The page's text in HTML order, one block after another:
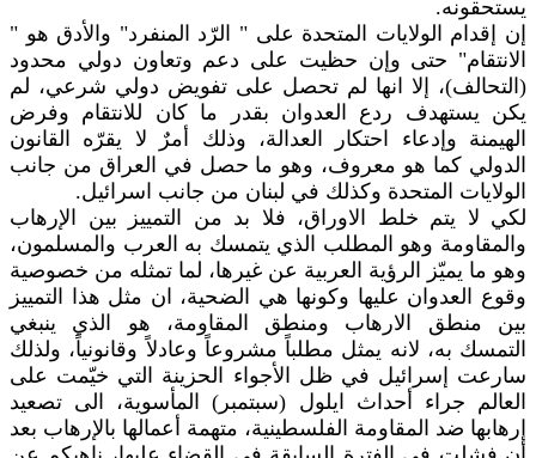
يستحقونه.
إن إقدام الولايات المتحدة على " الرّد المنفرد" والأدق هو "
الانتقام" حتى وإن حظيت على دعم وتعاون دولي محدود
(التحالف)، إلا انها لم تحصل على تفويض دولي شرعي، لم
يكن يستهدف ردع العدوان بقدر ما كان للانتقام وفرض
الهيمنة وإدعاء احتكار العدالة، وذلك أمرٌ لا يقرّه القانون
الدولي كما هو معروف، وهو ما حصل في العراق من جانب
الولايات المتحدة وكذلك في لبنان من جانب اسرائيل.
لكي لا يتم خلط الاوراق، فلا بد من التمييز بين الإرهاب
والمقاومة وهو المطلب الذي يتمسك به العرب والمسلمون،
وهو ما يميّز الرؤية العربية عن غيرها، لما تمثله من خصوصية
وقوع العدوان عليها وكونها هي الضحية، ان مثل هذا التمييز
بين منطق الارهاب ومنطق المقاومة، هو الذي ينبغي
التمسك به، لانه يمثل مطلباً مشروعاً وعادلاً وقانونياً، ولذلك
سارعت إسرائيل في ظل الأجواء الحزينة التي خيّمت على
العالم جراء أحداث ايلول (سبتمبر) المأسوية، الى تصعيد
إرهابها ضد المقاومة الفلسطينية، متهمة أعمالها بالإرهاب بعد